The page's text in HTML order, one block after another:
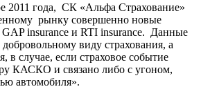
2011 года, СК «Альфа Страхование»
рынку совершенно новые
insurance и RTI insurance. Данные
виду страхования, а
в случае, если страховое событие
КАСКО и связано либо с угоном,
автомобиля».